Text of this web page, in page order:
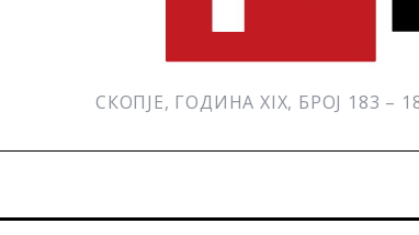
СКОПЈЕ, ГОДИНА XIX, БРОЈ 183 –